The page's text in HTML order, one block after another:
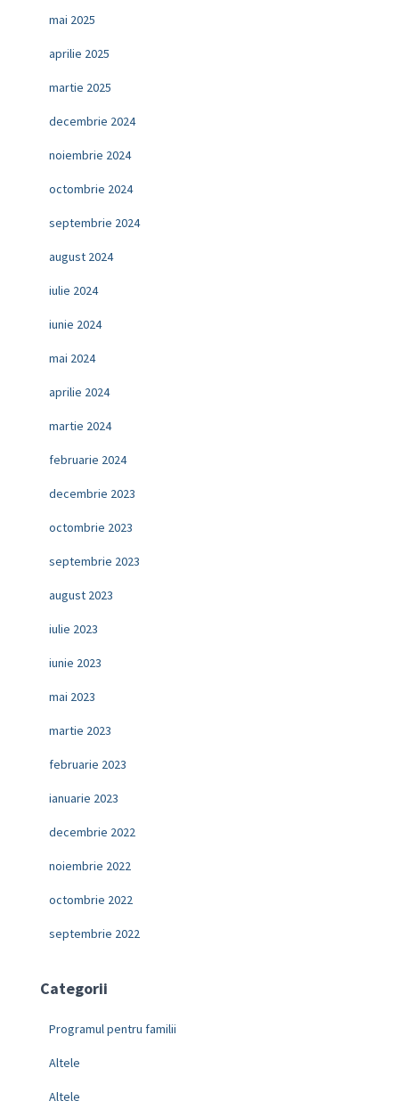
mai 2025
aprilie 2025
martie 2025
decembrie 2024
noiembrie 2024
octombrie 2024
septembrie 2024
august 2024
iulie 2024
iunie 2024
mai 2024
aprilie 2024
martie 2024
februarie 2024
decembrie 2023
octombrie 2023
septembrie 2023
august 2023
iulie 2023
iunie 2023
mai 2023
martie 2023
februarie 2023
ianuarie 2023
decembrie 2022
noiembrie 2022
octombrie 2022
septembrie 2022
Categorii
Programul pentru familii
Altele
Altele